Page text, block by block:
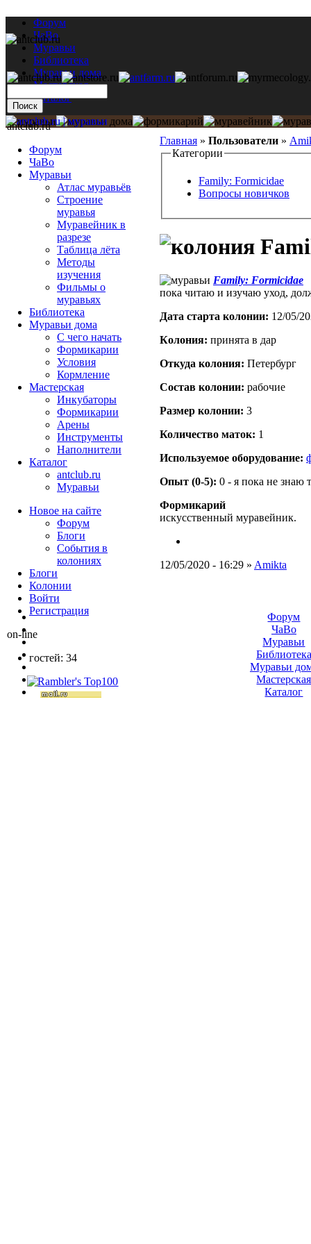
Форум
ЧаВо
Муравьи
Библиотека
Муравьи дома
Мастерская
Каталог
Главная » Пользователи »
Категории
Family: Formicidae
Вопросы новичков
Family: Formicidae
пока читаю и изучаю уход,
Дата старта кoлонии: 12/05/
Кoлония: принята в дар
Откуда кoлония: Петербург
Состав кoлонии: рабочие
Размер кoлонии: 3
Количество маток: 1
Используемое оборудование:
Опыт (0-5): 0 - я пока не знаю
Формикарий
искусственный муравейник.
12/05/2020 - 16:29 » Amikta
antclub.ru
Форум
ЧаВо
Муравьи
Атлас муравьёв
Строение
муравья
Муравейник в
разрезе
Таблица лёта
Методы
изучения
Фильмы о
муравьях
Библиотека
Муравьи дома
С чего начать
Формикарии
Условия
Кормление
Мастерская
Инкубаторы
Формикарии
Арены
Инструменты
Наполнители
Каталог
antclub.ru
Муравьи
Новое на сайте
Форум
Блоги
События в
колониях
Блоги
Колонии
Войти
Peгиcтpaция
on-line
гостей: 34
Форум
ЧаВо
Муравьи
Библиотека
Муравьи
Мастерская
Каталог